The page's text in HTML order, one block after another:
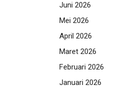
Juni 2026
Mei 2026
April 2026
Maret 2026
Februari 2026
Januari 2026